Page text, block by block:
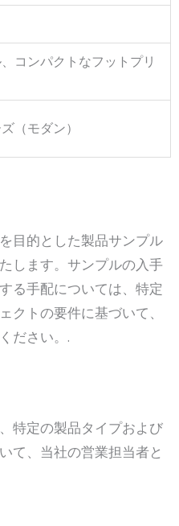
コンパクトなフットプリ
（モダン）
目的とした製品サンプル
します。サンプルの入手
る手配については、特定
クトの要件に基づいて、
ださい。.
特定の製品タイプおよび
て、当社の営業担当者と